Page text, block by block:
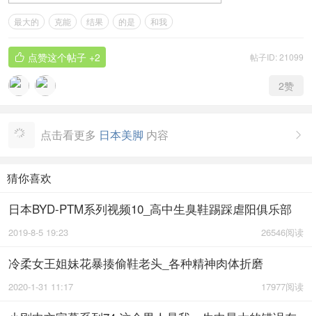
最大的 克能 结果 的是 和我
帖子ID: 21099
 点赞这个帖子 +2
2赞

点击看更多 日本美脚 内容
猜你喜欢
日本BYD-PTM系列视频10_高中生臭鞋踢踩虐阳俱乐部
26546阅读
2019-8-5 19:23
冷柔女王姐妹花暴揍偷鞋老头_各种精神肉体折磨
17977阅读
2020-1-31 11:17